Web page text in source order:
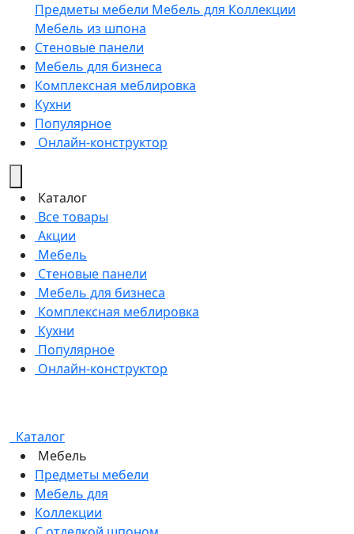
Предметы мебели Мебель для Коллекции
Мебель из шпона
Стеновые панели
Мебель для бизнеса
Комплексная меблировка
Кухни
Популярное
Онлайн-конструктор
Каталог
Все товары
Акции
Мебель
Стеновые панели
Мебель для бизнеса
Комплексная меблировка
Кухни
Популярное
Онлайн-конструктор
Каталог
Мебель
Предметы мебели
Мебель для
Коллекции